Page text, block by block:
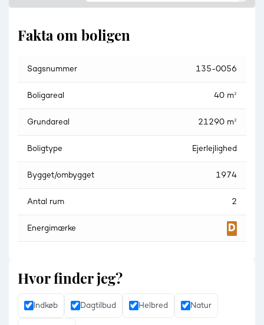
arealer. Samtidigt kommer du til at bo i kort afstand til gode
Ishøj Strandpark ligger ligeledes i kort afstand til lejligheden.
Fakta om boligen
Sagsnummer 135-0056
Boligareal 40 m²
Grundareal 21290 m²
Boligtype Ejerlejlighed
Bygget/ombygget 1974
Antal rum 2
Energimærke
Hvor finder jeg?
Indkøb Dagtilbud Helbred Natur